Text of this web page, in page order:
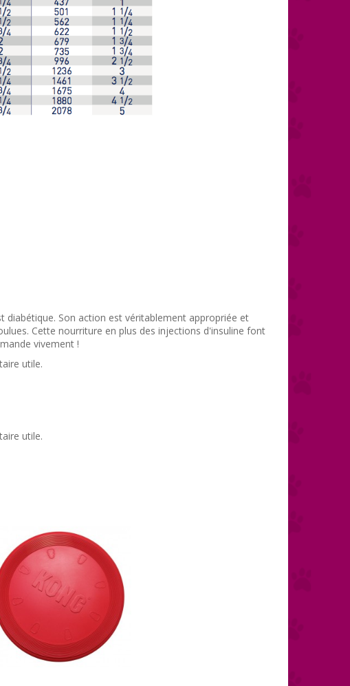
diabétique. Son action est véritablement appropriée et
Cette nourriture en plus des injections d'insuline font
vivement !
utile.
utile.